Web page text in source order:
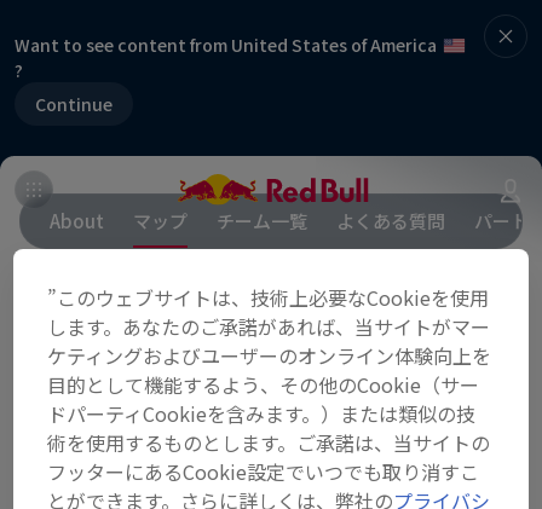
Want to see content from United States of America
?
Continue
About マップ チーム一覧 よくある質問 パート
パートナー
”このウェブサイトは、技術上必要なCookieを使用
します。あなたのご承諾があれば、当サイトがマー
ケティングおよびユーザーのオンライン体験向上を
目的として機能するよう、その他のCookie（サー
ドパーティCookieを含みます。）または類似の技
術を使用するものとします。ご承諾は、当サイトの
フッターにあるCookie設定でいつでも取り消すこ
とができます。さらに詳しくは、弊社のプライバシ